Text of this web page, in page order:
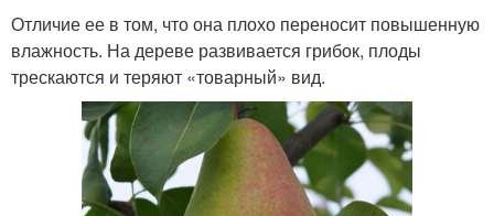
Отличие ее в том, что она плохо переносит повышенную
влажность. На дереве развивается грибок, плоды
трескаются и теряют «товарный» вид.